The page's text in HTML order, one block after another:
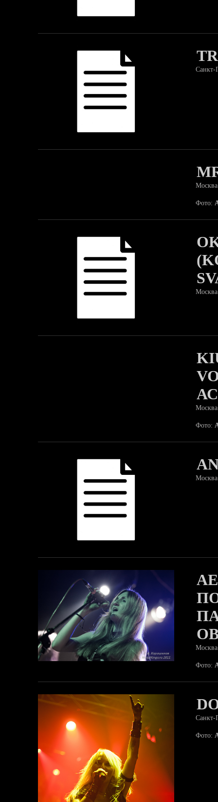
Санкт-
Москва
Фото:
Москва
Москва
Фото:
Москва
Москва
Фото:
Санкт-
Фото: